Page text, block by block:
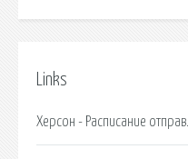
Links
Херсон - Расписание